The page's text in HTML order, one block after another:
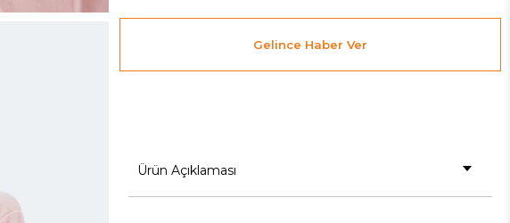
Gelince Haber Ver
Ürün Açıklaması